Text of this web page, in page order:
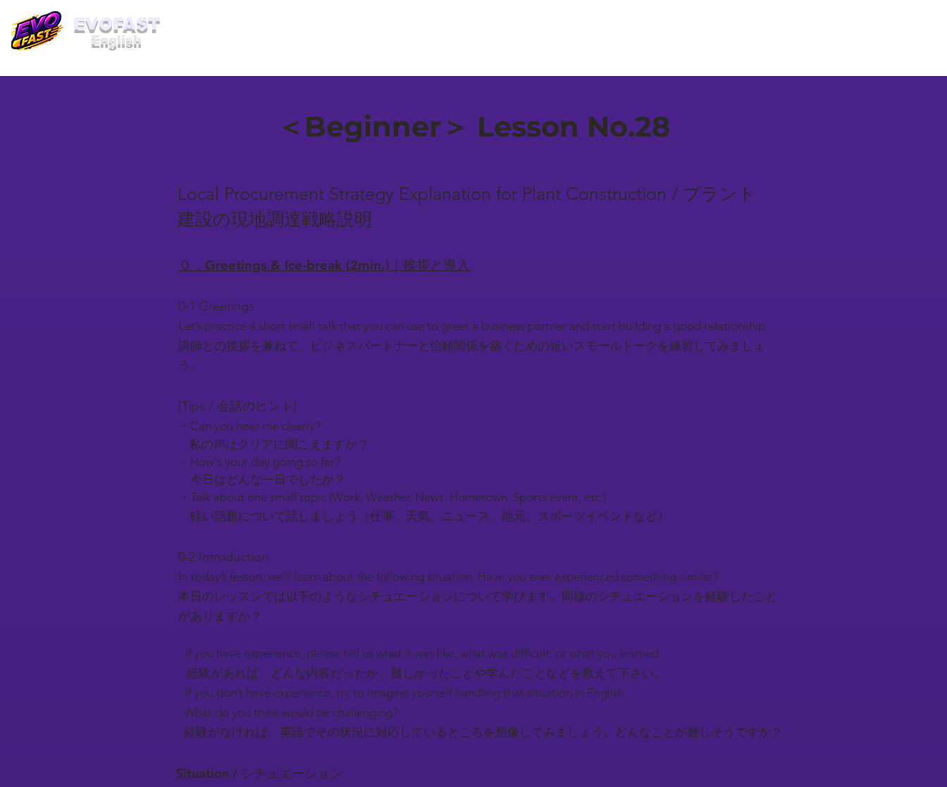
​EVOFAST
English
＜Beginner＞ Lesson No.28
Local Procurement Strategy Explanation for Plant Construction / プラント
建設の現地調達戦略説明
０．Greetings & Ice-break (2min.)｜挨拶と導入
0-1 Greetings
Let’s practice a short small talk that you can use to greet a business partner and start building a good relationship.
講師との挨拶を兼ねて、ビジネスパートナーと信頼関係を築くための短いスモールトークを練習してみましょ
う。
[Tips / 会話のヒント]
・Can you hear me clearly?
私の声はクリアに聞こえますか？
・How's your day going so far?
今日はどんな一日でしたか？
・Talk about one small topic (Work, Weather, News, Hometown, Sports event, etc.)
軽い話題について話しましょう（仕事、天気、ニュース、地元、スポーツイベントなど）
0-2 Introduction​
In today’s lesson, we’ll learn about the following situation. Have you ever experienced something similar?
本日のレッスンでは以下のようなシチュエーションについて学びます。同様のシチュエーションを経験したこと
がありますか？​
- If you have experience, please tell us what it was like, what was difficult, or what you learned.
経験があれば、どんな内容だったか、難しかったことや学んだことなどを教えて下さい。
- If you don’t have experience, try to imagine yourself handling that situation in English.
What do you think would be challenging?
経験がなければ、英語でその状況に対応しているところを想像してみましょう。どんなことが難しそうですか？
Situation / シチュエーション